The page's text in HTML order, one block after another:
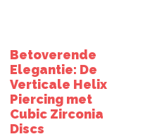
Betoverende
Elegantie: De
Verticale Helix
Piercing met
Cubic Zirconia
Discs